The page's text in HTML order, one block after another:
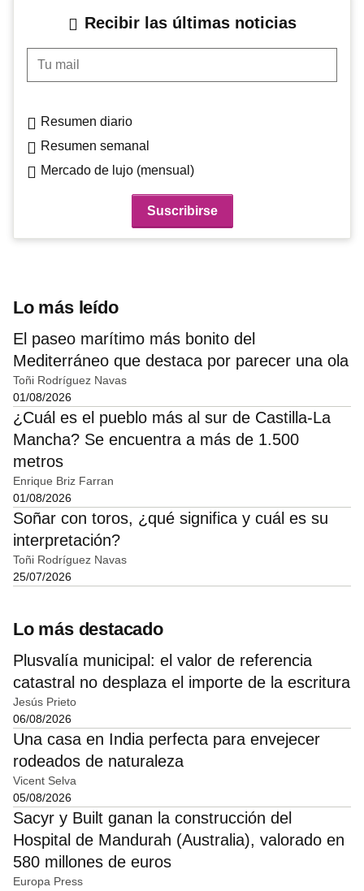
Recibir las últimas noticias
Tu mail
Resumen diario
Resumen semanal
Mercado de lujo (mensual)
Lo más leído
El paseo marítimo más bonito del
Mediterráneo que destaca por parecer una ola
Toñi Rodríguez Navas
01/08/2026
¿Cuál es el pueblo más al sur de Castilla-La
Mancha? Se encuentra a más de 1.500
metros
Enrique Briz Farran
01/08/2026
Soñar con toros, ¿qué significa y cuál es su
interpretación?
Toñi Rodríguez Navas
25/07/2026
Lo más destacado
Plusvalía municipal: el valor de referencia
catastral no desplaza el importe de la escritura
Jesús Prieto
06/08/2026
Una casa en India perfecta para envejecer
rodeados de naturaleza
Vicent Selva
05/08/2026
Sacyr y Built ganan la construcción del
Hospital de Mandurah (Australia), valorado en
580 millones de euros
Europa Press